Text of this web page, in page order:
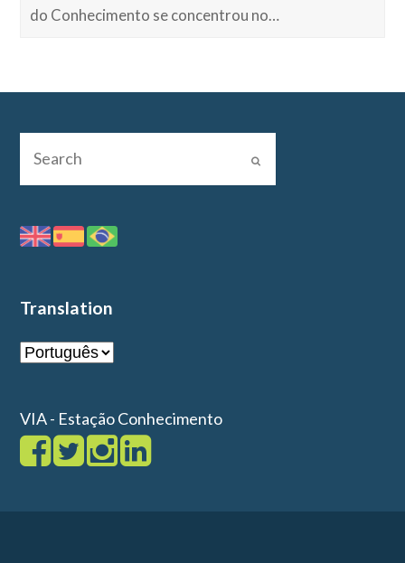
do Conhecimento se concentrou no…
Translation
VIA - Estação Conhecimento